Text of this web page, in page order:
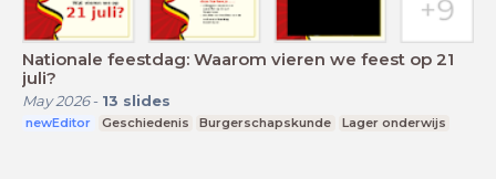
Nationale feestdag: Waarom vieren we feest op 21
juli?
May 2026- 13 slides
newEditor Geschiedenis Burgerschapskunde Lager onderwijs